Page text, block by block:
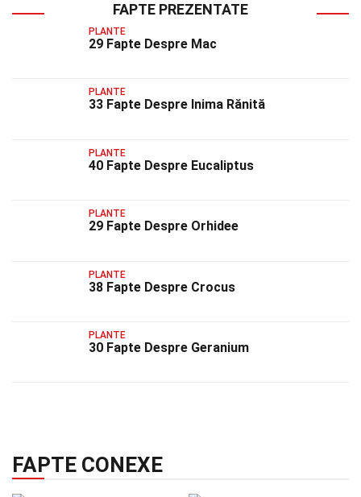
FAPTE PREZENTATE
PLANTE
29 Fapte Despre Mac
PLANTE
33 Fapte Despre Inima Rănită
PLANTE
40 Fapte Despre Eucaliptus
PLANTE
29 Fapte Despre Orhidee
PLANTE
38 Fapte Despre Crocus
PLANTE
30 Fapte Despre Geranium
FAPTE CONEXE